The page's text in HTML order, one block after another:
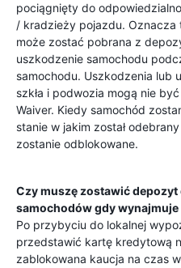
pociągnięty do
/ kradzieży pojazdu. Oznacza
może zostać pobrana z
uszkodzenie samochodu
samochodu. Uszkodzenia lub
szkła i podwozia mogą nie
Waiver. Kiedy samochód
stanie w jakim został
zostanie odblokowane.
Czy muszę zostawić
samochodów gdy wynajmuje
Po przybyciu do lokalnej
przedstawić kartę kredytową
zablokowana kaucja na czas